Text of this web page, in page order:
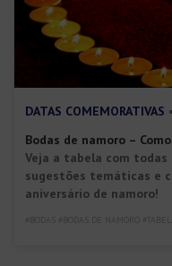
DATAS COMEMORATIVAS
Bodas de namoro –
Veja a tabela com todas
sugestões temáticas e
aniversário de namoro!